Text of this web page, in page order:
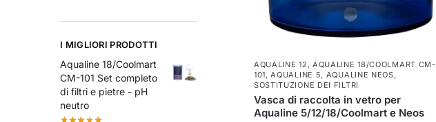
AQUALINE 12
AQUALINE 18/COOLMART CM-
101 ,AQUALINE 5 AQUALINE NEOS
SOSTITUZIONE DEI FILTRI
Vasca di raccolta in vetro per
Aqualine 5/12/18/Coolmart e Neos
I MIGLIORI PRODOTTI
Aqualine 18/Coolmart
CM-101 Set completo
di filtri e pietre - pH
neutro